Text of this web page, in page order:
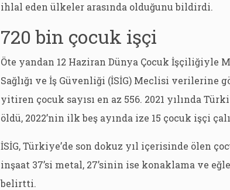
ihlal eden ülkeler arasında olduğunu bildirdi.
720 bin çocuk işçi
Öte yandan 12 Haziran Dünya Çocuk İşçiliğiyle
Sağlığı ve İş Güvenliği (İSİG) Meclisi verilerine
yitiren çocuk sayısı en az 556. 2021 yılında
öldü, 2022’nin ilk beş ayında ize 15 çocuk işçi
İSİG, Türkiye’de son dokuz yıl içerisinde ölen
inşaat 37’si metal, 27’sinin ise konaklama ve
belirtti.